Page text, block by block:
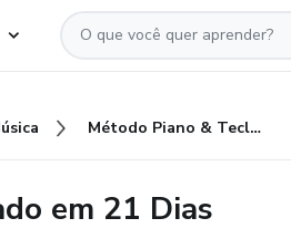
Método Piano & Teclado em 21 Dias
em 21 Dias